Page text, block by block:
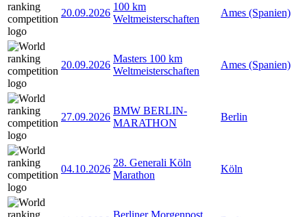
20.09.2026
100 km
Weltmeisterschaften
Ames (Spanien)
20.09.2026
Masters 100 km
Weltmeisterschaften
Ames (Spanien)
27.09.2026
BMW BERLIN-
MARATHON
Berlin
04.10.2026
28. Generali Köln
Marathon
Köln